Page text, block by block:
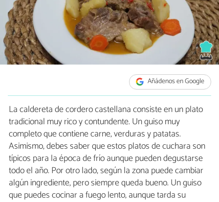
Añádenos en Google
La caldereta de cordero castellana consiste en un plato
tradicional muy rico y contundente. Un guiso muy
completo que contiene carne, verduras y patatas.
Asimismo, debes saber que estos platos de cuchara son
típicos para la época de frío aunque pueden degustarse
todo el año. Por otro lado, según la zona puede cambiar
algún ingrediente, pero siempre queda bueno. Un guiso
que puedes cocinar a fuego lento, aunque tarda su